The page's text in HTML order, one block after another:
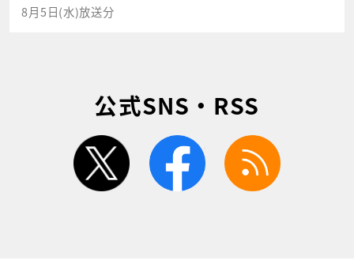
8月5日(水)放送分
公式SNS・RSS
twitter facebook